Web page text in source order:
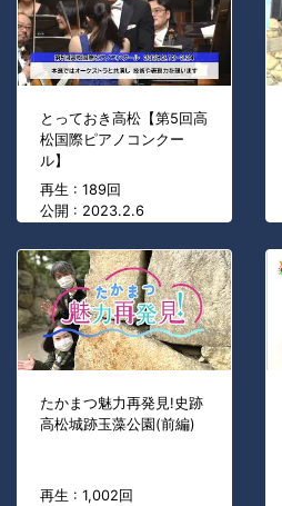
とっておき高松【第5回高
松国際ピアノコンクー
ル】
再生 : 189回
公開 : 2023.2.6
たかまつ魅力再発見!史跡
高松城跡玉藻公園(前編)
再生 : 1,002回